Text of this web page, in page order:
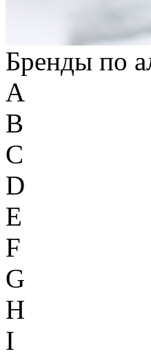
Бренды по
A
B
C
D
E
F
G
H
I